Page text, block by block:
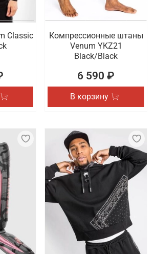
Classic
Компрессионные штаны
Venum YKZ21
Black/Black
6 590 ₽
В корзину